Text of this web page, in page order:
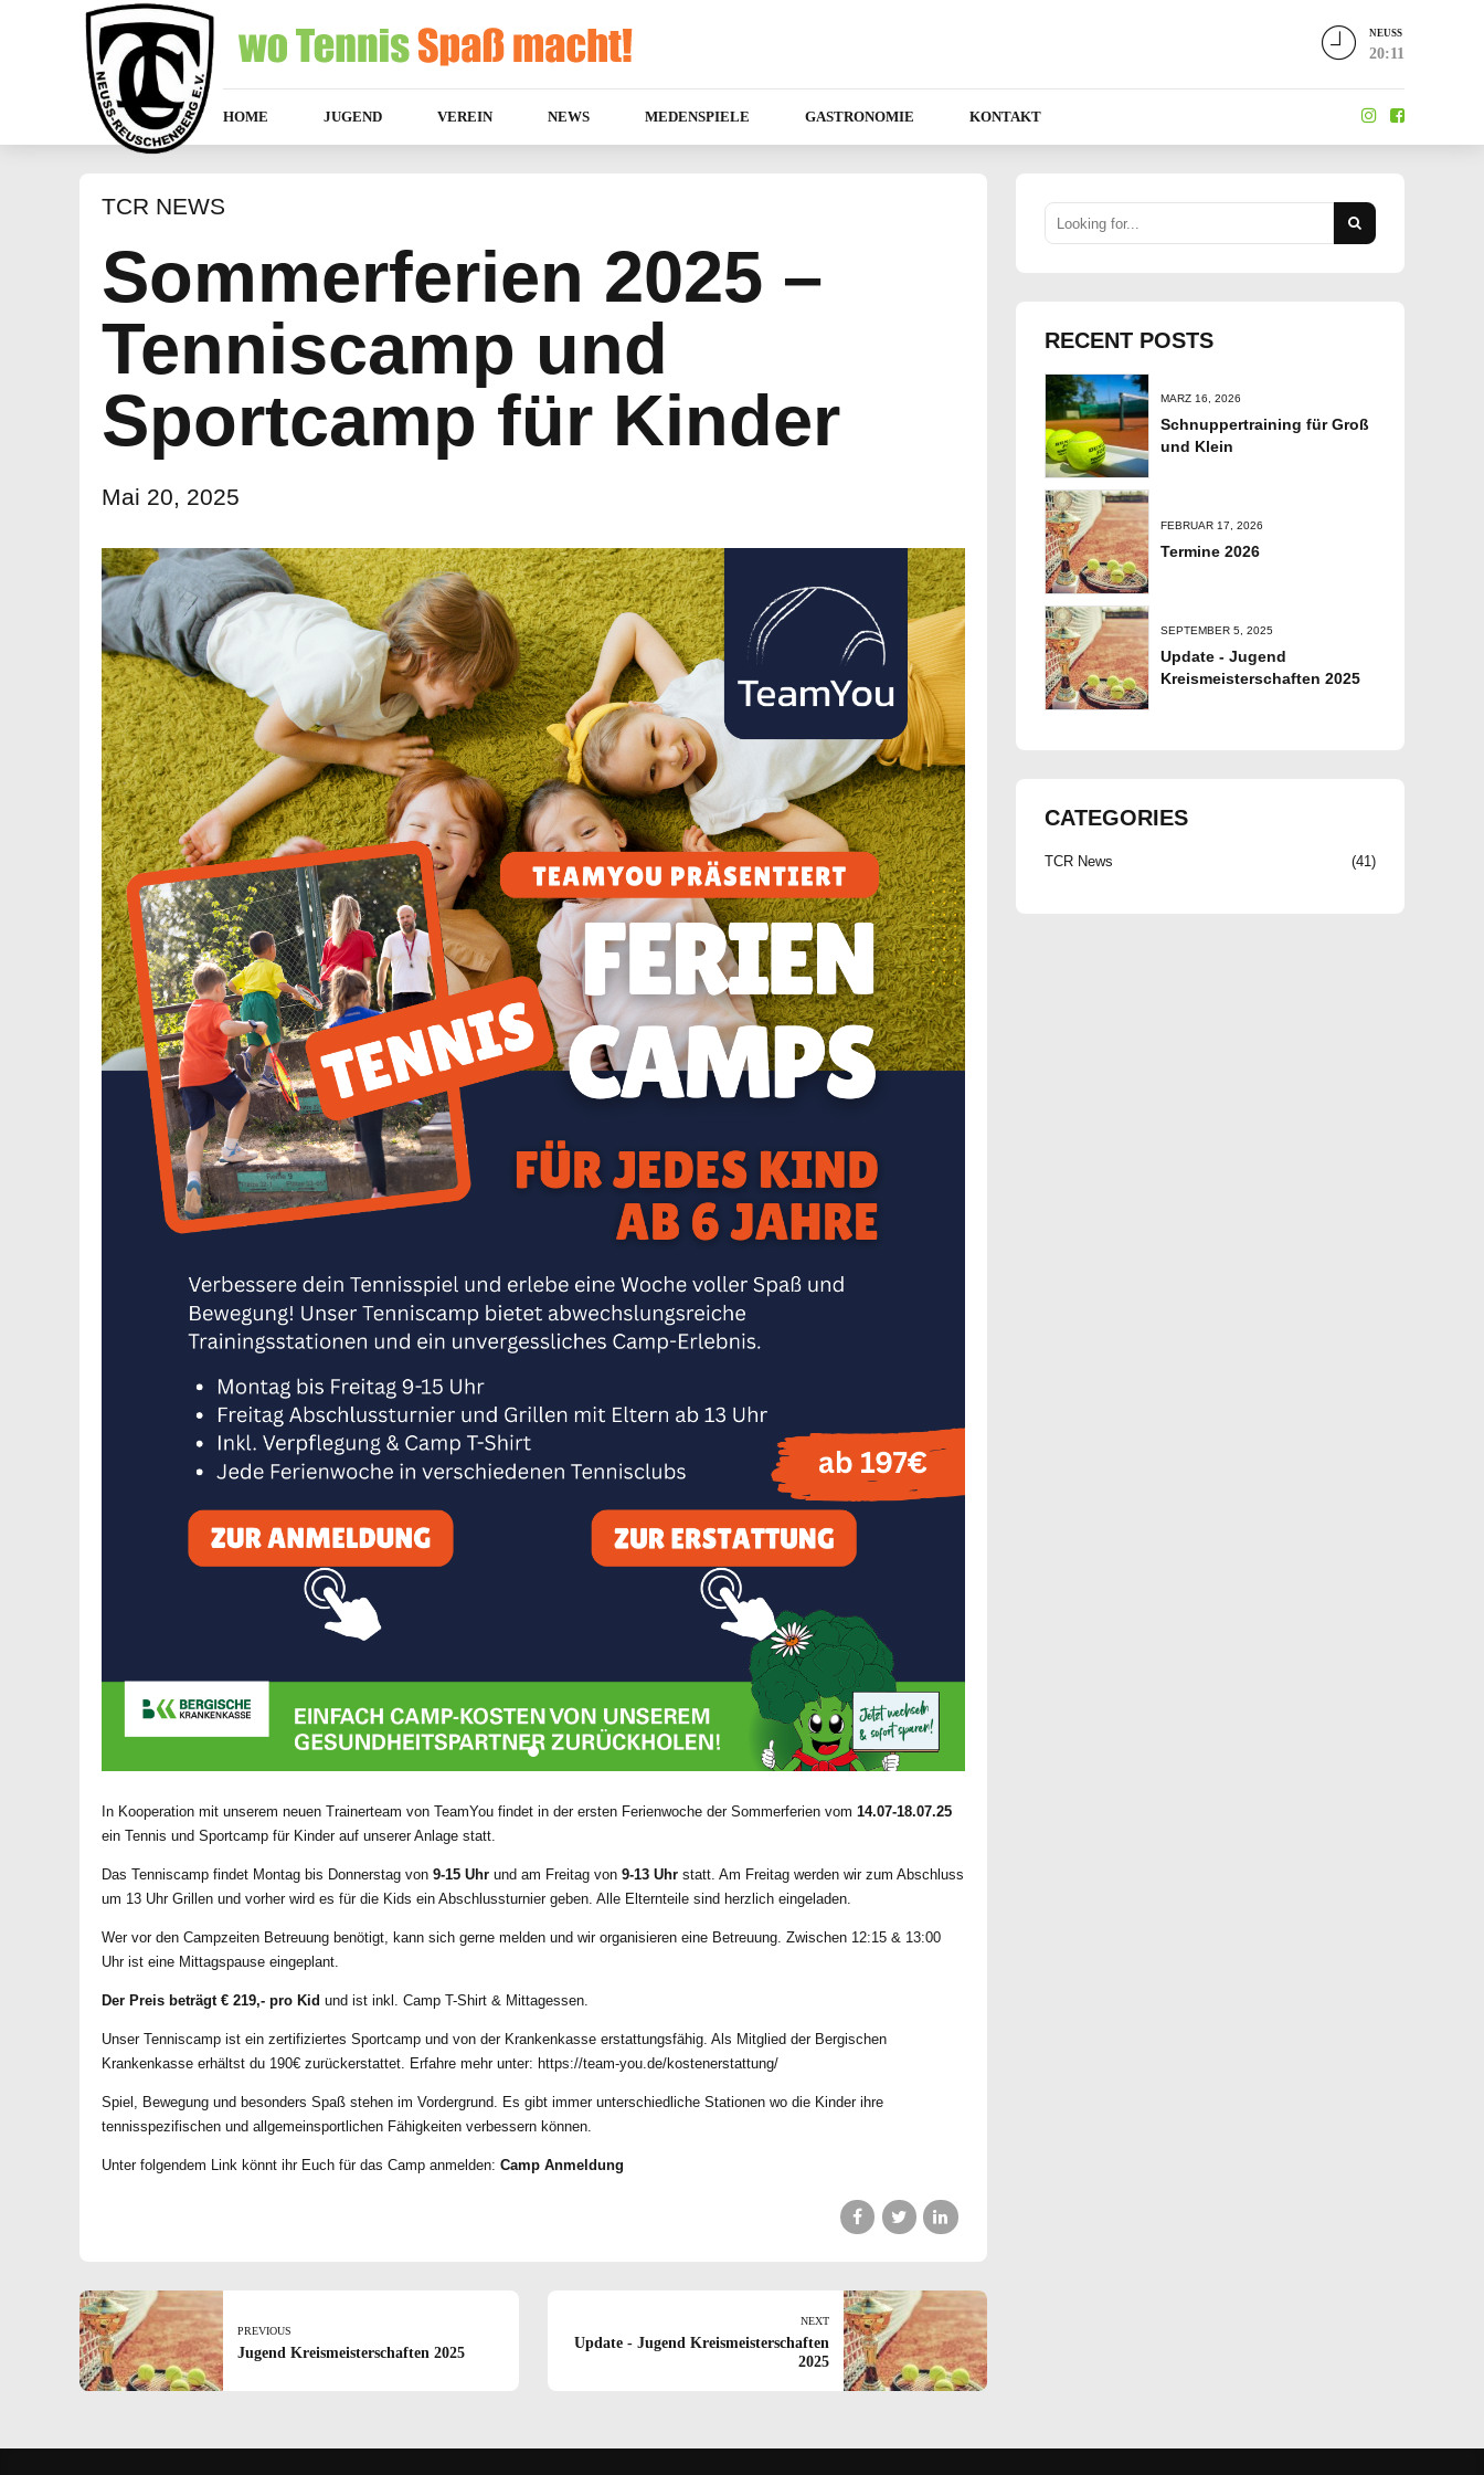
NEUSS
20:11
HOME JUGEND VEREIN NEWS MEDENSPIELE GASTRONOMIE KONTAKT
TCR NEWS
Sommerferien 2025 –
Tenniscamp und
Sportcamp für Kinder
Mai 20, 2025
In Kooperation mit unserem neuen Trainerteam von TeamYou findet in der ersten Ferienwoche der Sommerferien vom 14.07-18.07.25
ein Tennis und Sportcamp für Kinder auf unserer Anlage statt.
Das Tenniscamp findet Montag bis Donnerstag von 9-15 Uhr und am Freitag von 9-13 Uhr statt. Am Freitag werden wir zum Abschluss
um 13 Uhr Grillen und vorher wird es für die Kids ein Abschlussturnier geben. Alle Elternteile sind herzlich eingeladen.
Wer vor den Campzeiten Betreuung benötigt, kann sich gerne melden und wir organisieren eine Betreuung. Zwischen 12:15 & 13:00
Uhr ist eine Mittagspause eingeplant.
Der Preis beträgt € 219,- pro Kid und ist inkl. Camp T-Shirt & Mittagessen.
Unser Tenniscamp ist ein zertifiziertes Sportcamp und von der Krankenkasse erstattungsfähig. Als Mitglied der Bergischen
Krankenkasse erhältst du 190€ zurückerstattet. Erfahre mehr unter: https://team-you.de/kostenerstattung/
Spiel, Bewegung und besonders Spaß stehen im Vordergrund. Es gibt immer unterschiedliche Stationen wo die Kinder ihre
tennisspezifischen und allgemeinsportlichen Fähigkeiten verbessern können.
Unter folgendem Link könnt ihr Euch für das Camp anmelden: Camp Anmeldung
PREVIOUS
Jugend Kreismeisterschaften 2025
NEXT
Update - Jugend Kreismeisterschaften
2025
RECENT POSTS
MÄRZ 16, 2026
Schnuppertraining für Groß
und Klein
FEBRUAR 17, 2026
Termine 2026
SEPTEMBER 5, 2025
Update - Jugend
Kreismeisterschaften 2025
CATEGORIES
TCR News (41)